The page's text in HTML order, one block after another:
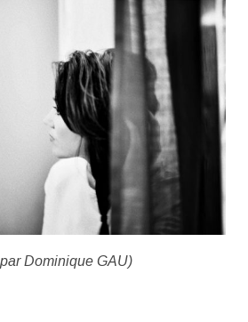
Dominique GAU)